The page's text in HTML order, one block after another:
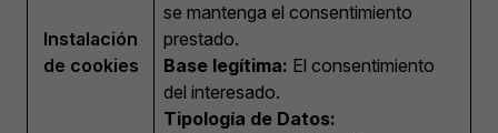
Instalación
de cookies
se mantenga el consentimiento
prestado.
Base legítima: El consentimiento
del interesado.
Tipología de Datos: